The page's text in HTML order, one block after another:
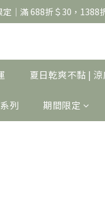
定｜滿 688折＄30，1388
定｜滿 688折＄30，1388
定｜滿 688折＄30，1388
夏日乾爽不黏 |
列 期間限定